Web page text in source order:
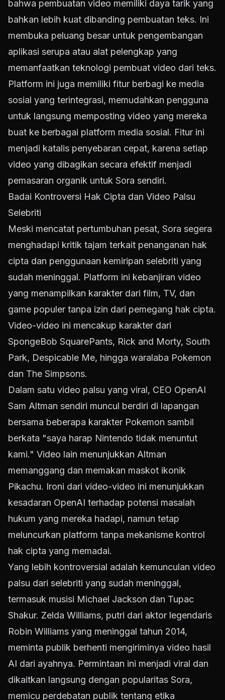
bahwa pembuatan video memiliki daya tarik yang
bahkan lebih kuat dibanding pembuatan teks. Ini
membuka peluang besar untuk pengembangan
aplikasi serupa atau alat pelengkap yang
memanfaatkan teknologi pembuat video dari teks.
Platform ini juga memiliki fitur berbagi ke media
sosial yang terintegrasi, memudahkan pengguna
untuk langsung memposting video yang mereka
buat ke berbagai platform media sosial. Fitur ini
menjadi katalis penyebaran cepat, karena setiap
video yang dibagikan secara efektif menjadi
pemasaran organik untuk Sora sendiri.
Badai Kontroversi Hak Cipta dan Video Palsu
Selebriti
Meski mencatat pertumbuhan pesat, Sora segera
menghadapi kritik tajam terkait penanganan hak
cipta dan penggunaan kemiripan selebriti yang
sudah meninggal. Platform ini kebanjiran video
yang menampilkan karakter dari film, TV, dan
game populer tanpa izin dari pemegang hak cipta.
Video-video ini mencakup karakter dari
SpongeBob SquarePants, Rick and Morty, South
Park, Despicable Me, hingga waralaba Pokemon
dan The Simpsons.
Dalam satu video palsu yang viral, CEO OpenAI
Sam Altman sendiri muncul berdiri di lapangan
bersama beberapa karakter Pokemon sambil
berkata "saya harap Nintendo tidak menuntut
kami." Video lain menunjukkan Altman
memanggang dan memakan maskot ikonik
Pikachu. Ironi dari video-video ini menunjukkan
kesadaran OpenAI terhadap potensi masalah
hukum yang mereka hadapi, namun tetap
meluncurkan platform tanpa mekanisme kontrol
hak cipta yang memadai.
Yang lebih kontroversial adalah kemunculan video
palsu dari selebriti yang sudah meninggal,
termasuk musisi Michael Jackson dan Tupac
Shakur. Zelda Williams, putri dari aktor legendaris
Robin Williams yang meninggal tahun 2014,
meminta publik berhenti mengiriminya video hasil
AI dari ayahnya. Permintaan ini menjadi viral dan
dikaitkan langsung dengan popularitas Sora,
memicu perdebatan publik tentang etika